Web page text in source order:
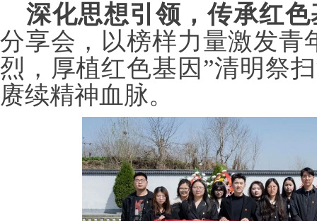
深化思想引领，传承红
分享会，以榜样力量激发青
烈，厚植红色基因”清明祭
赓续精神血脉。